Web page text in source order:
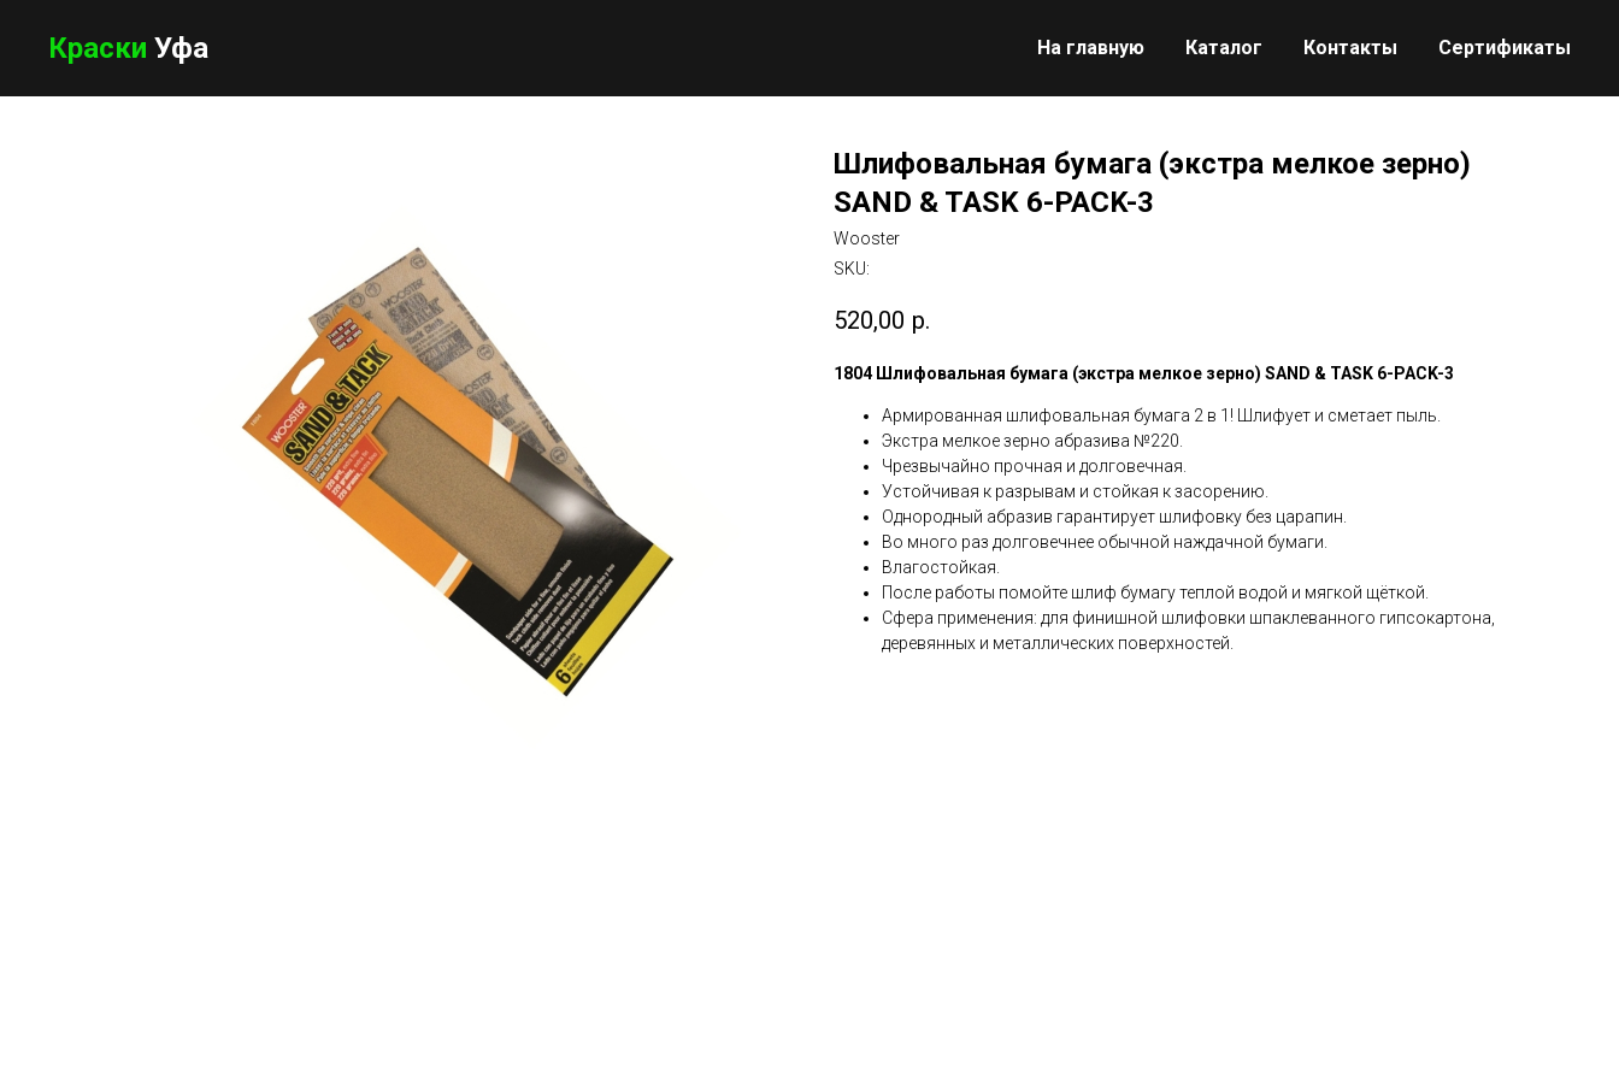
Краски Уфа На главную Каталог Контакты Сертификаты
Шлифовальная бумага (экстра мелкое зерно)
SAND & TASK 6-PACK-3
Wooster
SKU:
520,00 р.
1804 Шлифовальная бумага (экстра мелкое зерно) SAND & TASK 6-PACK-3
Армированная шлифовальная бумага 2 в 1! Шлифует и сметает пыль.
Экстра мелкое зерно абразива №220.
Чрезвычайно прочная и долговечная.
Устойчивая к разрывам и стойкая к засорению.
Однородный абразив гарантирует шлифовку без царапин.
Во много раз долговечнее обычной наждачной бумаги.
Влагостойкая.
После работы помойте шлиф бумагу теплой водой и мягкой щёткой.
Сфера применения: для финишной шлифовки шпаклеванного гипсокартона,
деревянных и металлических поверхностей.